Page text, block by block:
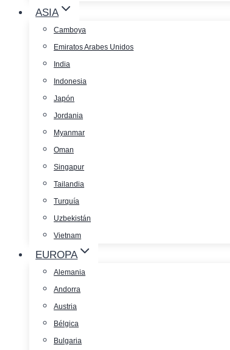
ASIA
Camboya
Emiratos Arabes Unidos
India
Indonesia
Japón
Jordania
Myanmar
Oman
Singapur
Tailandia
Turquía
Uzbekistán
Vietnam
EUROPA
Alemania
Andorra
Austria
Bélgica
Bulgaria